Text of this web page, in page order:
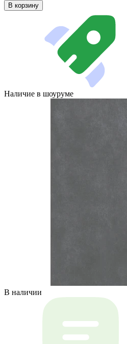
В корзину
Наличие в шоуруме
В наличии